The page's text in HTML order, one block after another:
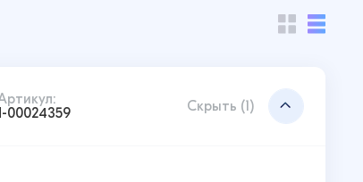
00024359
Скрыть (1)